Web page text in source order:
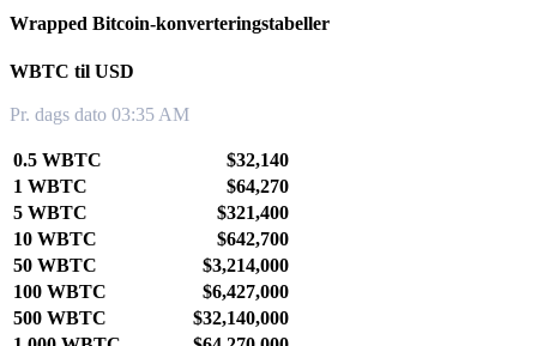
Wrapped Bitcoin-konverteringstabeller
WBTC til USD
Pr. dags dato 03:35 AM
0.5 WBTC
$32,140
1 WBTC
$64,270
5 WBTC
$321,400
10 WBTC
$642,700
50 WBTC
$3,214,000
100 WBTC
$6,427,000
500 WBTC
$32,140,000